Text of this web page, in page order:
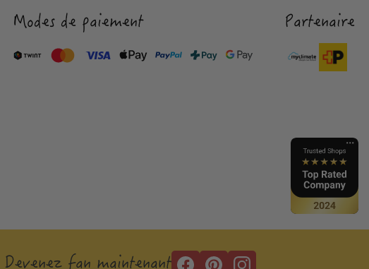
Modes de paiement Partenaire